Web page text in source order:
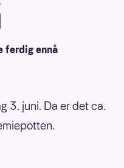
ferdig ennå
3. juni. Da er det ca.